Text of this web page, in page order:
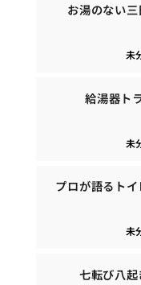
お湯のない
未
給湯器ト
未
プロが語るト
未
七転び八